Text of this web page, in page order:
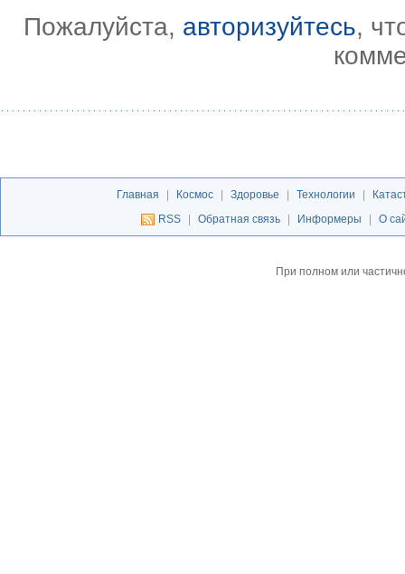
Пожалуйста, авторизуйтесь,
Главная | Космос | Здоровье | Технологии |
RSS
| Обратная связь | Информеры | О
При полном или